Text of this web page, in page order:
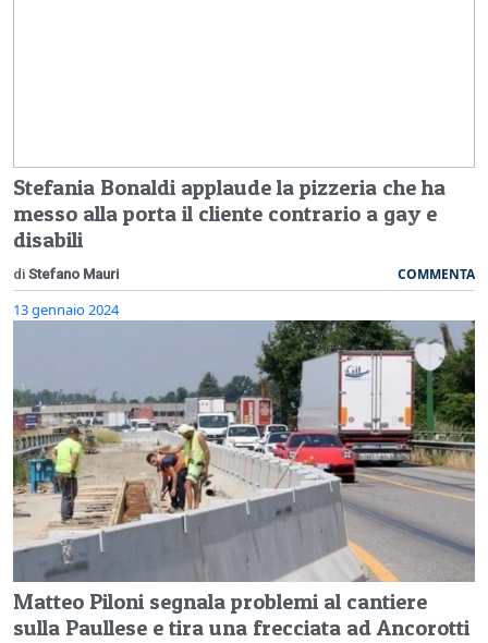
Stefania Bonaldi applaude la pizzeria che ha
messo alla porta il cliente contrario a gay e
disabili
di Stefano Mauri COMMENTA
13 gennaio 2024
Matteo Piloni segnala problemi al cantiere
sulla Paullese e tira una frecciata ad Ancorotti